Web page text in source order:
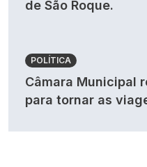
de São Roque.
POLÍTICA
Câmara Municipal
para tornar as